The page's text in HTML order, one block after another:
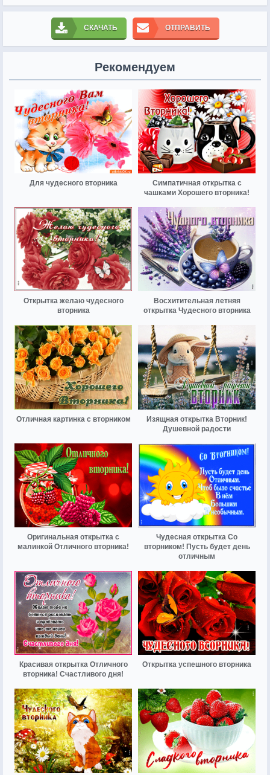
СКАЧАТЬ ОТПРАВИТЬ
Рекомендуем
Для чудесного вторника
Симпатичная открытка с
чашками Хорошего вторника!
Открытка желаю чудесного
вторника
Восхитительная летняя
открытка Чудесного вторника
Отличная картинка с вторником
Изящная открытка Вторник!
Душевной радости
Оригинальная открытка с
малинкой Отличного вторника!
Чудесная открытка Со
вторником! Пусть будет день
отличным
Красивая открытка Отличного
вторника! Счастливого дня!
Открытка успешного вторника